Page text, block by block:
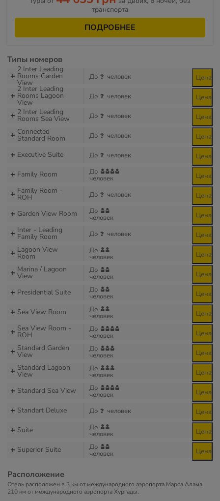
транспорта
ПОДРОБНЕЕ
Типы номеров
2 Inter Leading
Rooms Garden
View
До человек Цена
2 Inter Leading
Rooms Lagoon
View
До человек Цена
2 Inter Leading
Rooms Sea View До человек Цена
Connected
Standard Room До человек Цена
Executive Suite До человек Цена
Family Room До
человек Цена
Family Room -
ROH До человек Цена
Garden View Room До
человек Цена
Inter - Leading
Family Room До человек Цена
Lagoon View
Room
До
человек Цена
Marina / Lagoon
View
До
человек Цена
Presidential Suite До
человек Цена
Sea View Room До
человек Цена
Sea View Room -
ROH
До
человек Цена
Standard Garden
View
До
человек Цена
Standard Lagoon
View
До
человек Цена
Standard Sea View До
человек Цена
Standart Deluxe До человек Цена
Suite До
человек Цена
Superior Suite До
человек Цена
Расположение
Отель расположен в 3 км от международного аэропорта Марса Алама,
210 км от международного аэропорта Хургады.